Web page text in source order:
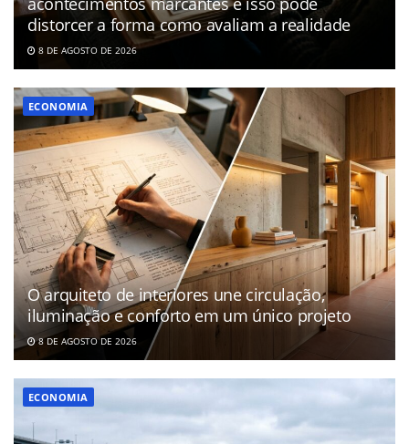
distorcer a forma como avaliam a realidade
8 DE AGOSTO DE 2026
ECONOMIA
O arquiteto de interiores une circulação,
iluminação e conforto em um único projeto
8 DE AGOSTO DE 2026
ECONOMIA